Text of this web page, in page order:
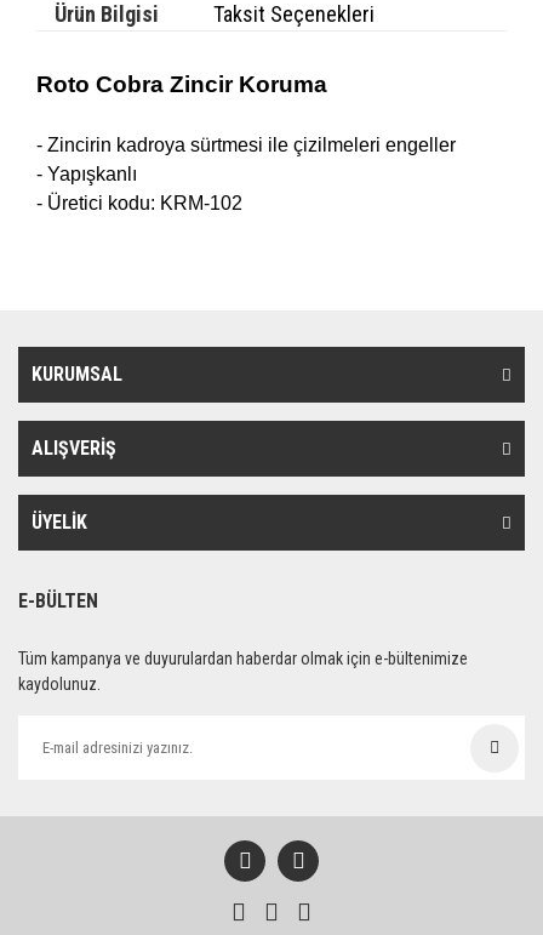
Ürün Bilgisi Taksit Seçenekleri
Roto Cobra Zincir Koruma
- Zincirin kadroya sürtmesi ile çizilmeleri engeller
- Yapışkanlı
- Üretici kodu: KRM-102
KURUMSAL
ALIŞVERİŞ
ÜYELİK
E-BÜLTEN
Tüm kampanya ve duyurulardan haberdar olmak için e-bültenimize
kaydolunuz.